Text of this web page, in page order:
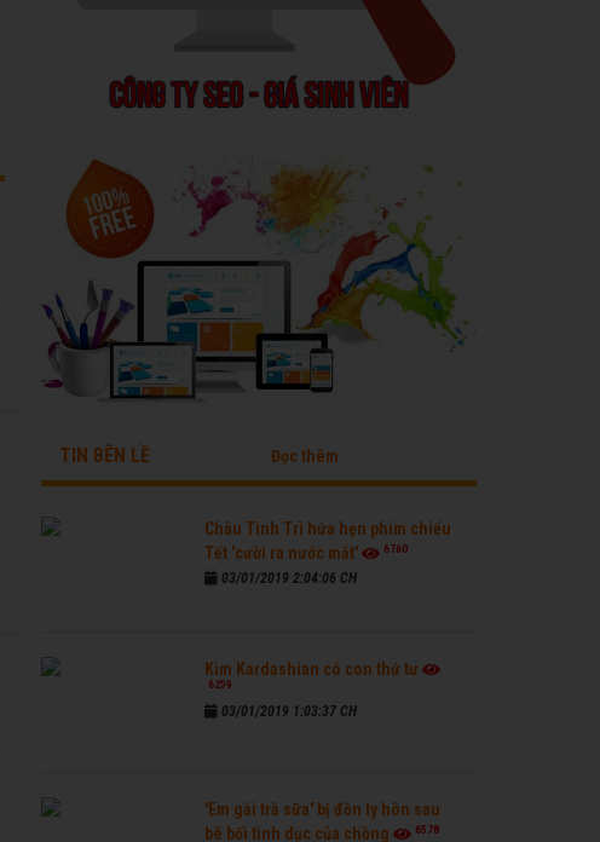
TIN BÊN LỀ Đọc thêm
Châu Tinh Trì hứa hẹn phim chiếu
Tết 'cười ra nước mắt'
6760
03/01/2019 2:04:06 CH
Kim Kardashian có con thứ tư
6259
03/01/2019 1:03:37 CH
'Em gái trà sữa' bị đồn ly hôn sau
bê bối tình dục của chồng
6578